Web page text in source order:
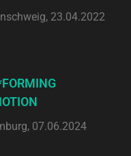
23.04.2022
07.06.2024